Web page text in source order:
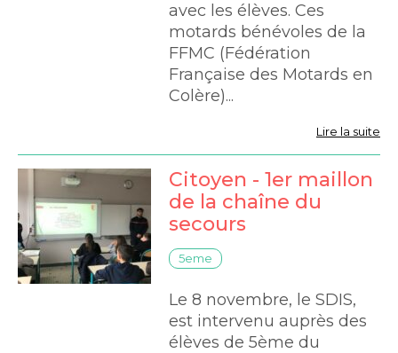
avec les élèves. Ces
motards bénévoles de la
FFMC (Fédération
Française des Motards en
Colère)...
Lire la suite
Citoyen - 1er maillon
de la chaîne du
secours
5eme
Le 8 novembre, le SDIS,
est intervenu auprès des
élèves de 5ème du